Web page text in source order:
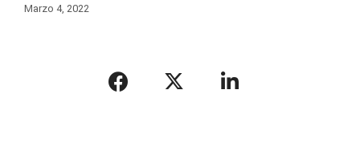
Marzo 4, 2022